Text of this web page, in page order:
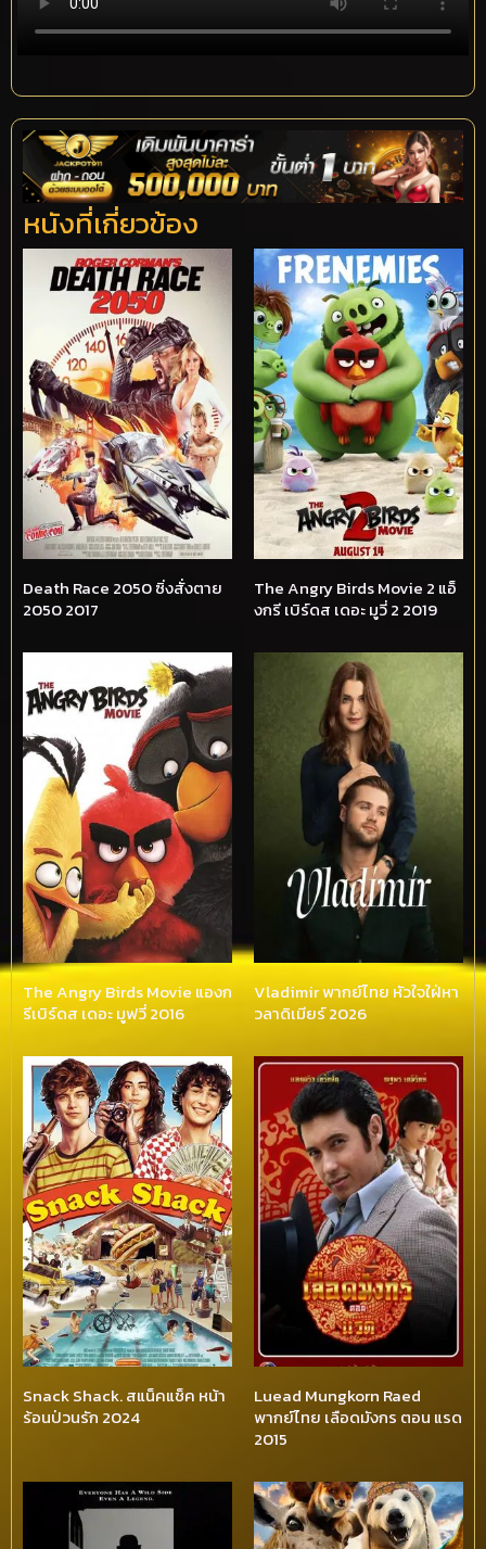
หนังที่เกี่ยวข้อง
Death Race 2050 ซิ่งสั่งตาย
2050 2017
The Angry Birds Movie 2 แอ็
งกรี เบิร์ดส เดอะ มูวี่ 2 2019
The Angry Birds Movie แองก
รีเบิร์ดส เดอะ มูฟวี่ 2016
Vladimir พากย์ไทย หัวใจใฝ่หา
วลาดิเมียร์ 2026
Snack Shack. สแน็คแช็ค หน้า
ร้อนป่วนรัก 2024
Luead Mungkorn Raed
พากย์ไทย เลือดมังกร ตอน แรด
2015